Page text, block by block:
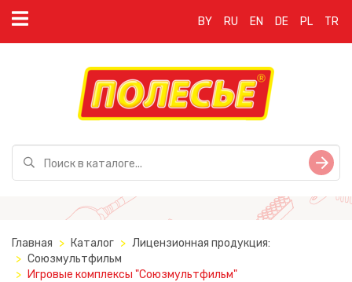
BY RU EN DE PL TR
Главная Каталог
Лицензионная продукция:
Союзмультфильм
Игровые комплексы "Союзмультфильм"